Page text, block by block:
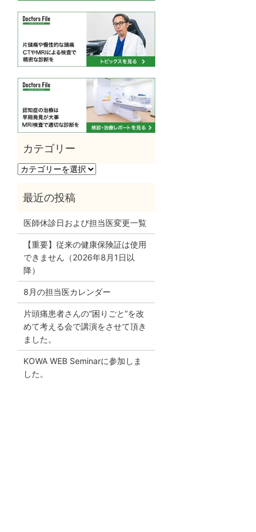
カ
ゴ
リ
医師休診日および担当医変更一覧
【重要】従来の健康保険証は使用
できません（2026年8月1日以
降）
8月の担当医カレンダー
片頭痛患者さんの“困りごと”を改
めて考える会で講演をさせて頂き
ました。
KOWA WEB Seminarに参加しま
した。